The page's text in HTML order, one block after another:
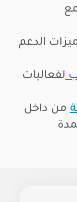
الدعم
لفعاليات
من داخل